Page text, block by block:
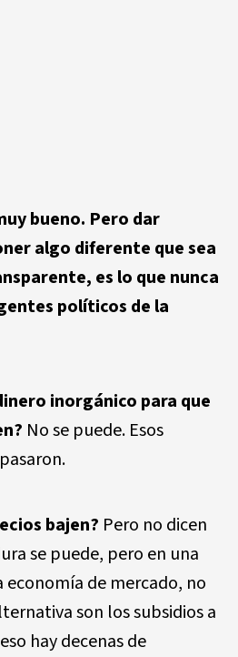
bueno. Pero dar
algo diferente que sea
es lo que nunca
políticos de la
inorgánico para que
No se puede. Esos
bajen? Pero no dicen
se puede, pero en una
economía de mercado, no
son los subsidios a
hay decenas de